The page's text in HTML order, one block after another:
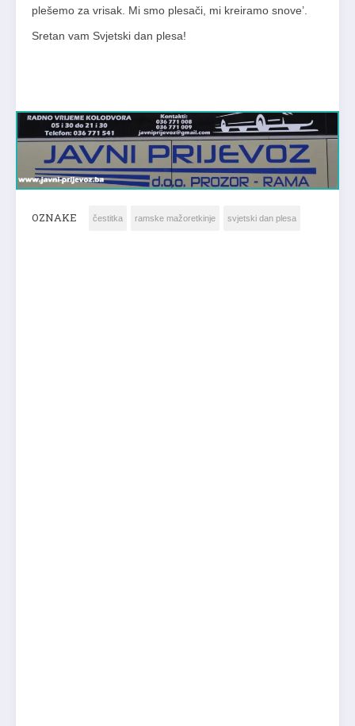
plešemo za vrisak. Mi smo plesači, mi kreiramo snove’.
Sretan vam Svjetski dan plesa!
OZNAKE čestitka ramske mažoretkinje svjetski dan plesa